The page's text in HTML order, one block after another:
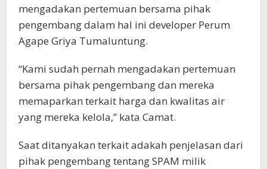
mengadakan pertemuan bersama pihak
pengembang dalam hal ini developer Perum
Agape Griya Tumaluntung.
“Kami sudah pernah mengadakan pertemuan
bersama pihak pengembang dan mereka
memaparkan terkait harga dan kwalitas air
yang mereka kelola,” kata Camat.
Saat ditanyakan terkait adakah penjelasan dari
pihak pengembang tentang SPAM milik